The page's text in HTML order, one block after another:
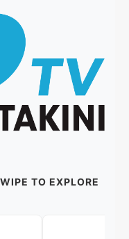
TO EXPLORE